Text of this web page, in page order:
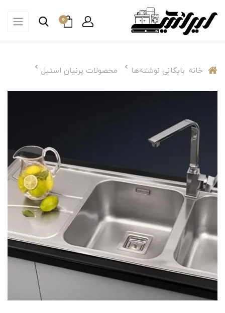
0
خانه بایگانی نوشته‌ها محصولات پرنیان استیل